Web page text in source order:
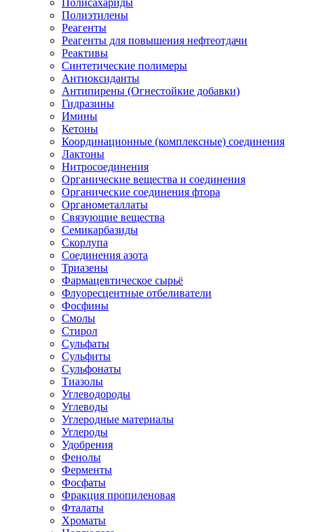
Полисахариды
Полиэтилены
Реагенты
Реагенты для повышения нефтеотдачи
Реактивы
Синтетические полимеры
Антиоксиданты
Антипирены (Огнестойкие добавки)
Гидразины
Имины
Кетоны
Координационные (комплексные) соединения
Лактоны
Нитросоединения
Органические вещества и соединения
Органические соединения фтора
Органометаллаты
Связующие вещества
Семикарбазиды
Скорлупа
Соединения азота
Триазены
Фармацевтическое сырьё
Флуоресцентные отбеливатели
Фосфины
Смолы
Стирол
Сульфаты
Сульфиты
Сульфонаты
Тиазолы
Углеводороды
Углеводы
Углеродные материалы
Углероды
Удобрения
Фенолы
Ферменты
Фосфаты
Фракция пропиленовая
Фталаты
Хроматы